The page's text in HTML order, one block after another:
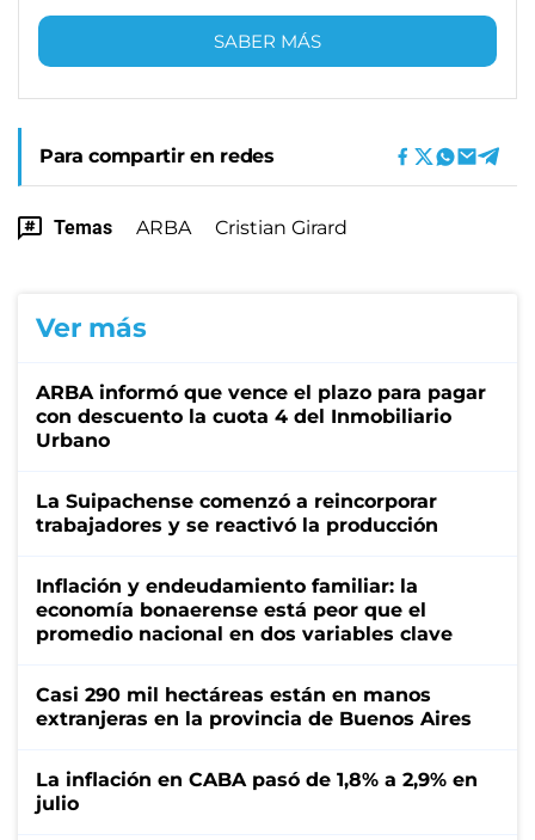
SABER MÁS
Para compartir en redes
Temas ARBA Cristian Girard
Ver más
ARBA informó que vence el plazo para pagar
con descuento la cuota 4 del Inmobiliario
Urbano
La Suipachense comenzó a reincorporar
trabajadores y se reactivó la producción
Inflación y endeudamiento familiar: la
economía bonaerense está peor que el
promedio nacional en dos variables clave
Casi 290 mil hectáreas están en manos
extranjeras en la provincia de Buenos Aires
La inflación en CABA pasó de 1,8% a 2,9% en
julio